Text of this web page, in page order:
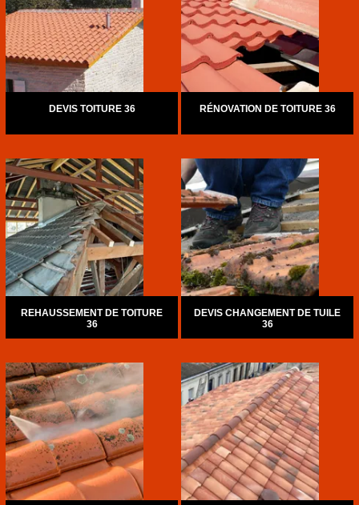
DEVIS TOITURE 36 RÉNOVATION DE TOITURE 36
REHAUSSEMENT DE TOITURE
36
DEVIS CHANGEMENT DE TUILE
36